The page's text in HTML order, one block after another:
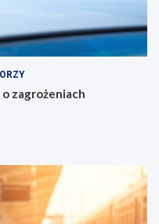
zagrożeniach